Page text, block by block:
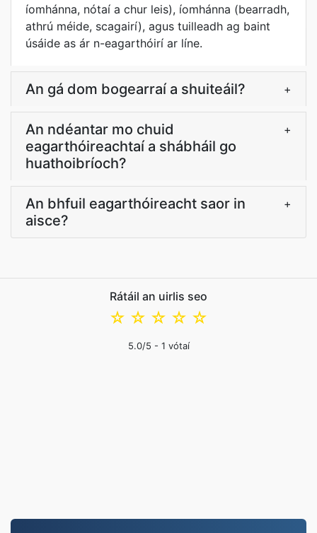
íomhánna, nótaí a chur leis), íomhánna (bearradh,
athrú méide, scagairí), agus tuilleadh ag baint
úsáide as ár n-eagarthóirí ar líne.
An gá dom bogearraí a shuiteáil? +
An ndéantar mo chuid
eagarthóireachtaí a shábháil go
huathoibríoch?
+
An bhfuil eagarthóireacht saor in
aisce?
+
Rátáil an uirlis seo
☆
☆
☆
☆
☆
5.0/5 - 1 vótaí